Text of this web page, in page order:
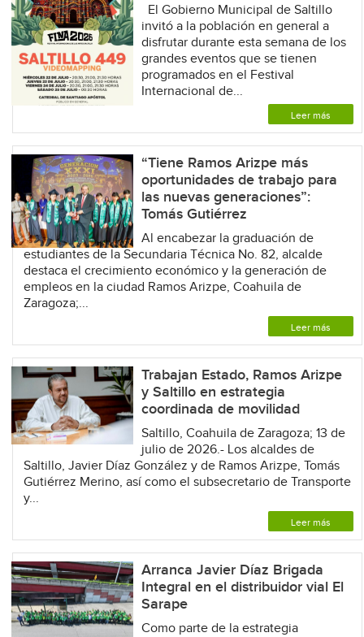
El Gobierno Municipal de Saltillo
invitó a la población en general a
disfrutar durante esta semana de los
grandes eventos que se tienen
programados en el Festival
Internacional de...
Leer más
“Tiene Ramos Arizpe más
oportunidades de trabajo para
las nuevas generaciones”:
Tomás Gutiérrez
Al encabezar la graduación de
estudiantes de la Secundaria Técnica No. 82, alcalde
destaca el crecimiento económico y la generación de
empleos en la ciudad Ramos Arizpe, Coahuila de
Zaragoza;...
Leer más
Trabajan Estado, Ramos Arizpe
y Saltillo en estrategia
coordinada de movilidad
Saltillo, Coahuila de Zaragoza; 13 de
julio de 2026.- Los alcaldes de
Saltillo, Javier Díaz González y de Ramos Arizpe, Tomás
Gutiérrez Merino, así como el subsecretario de Transporte
y...
Leer más
Arranca Javier Díaz Brigada
Integral en el distribuidor vial El
Sarape
Como parte de la estrategia